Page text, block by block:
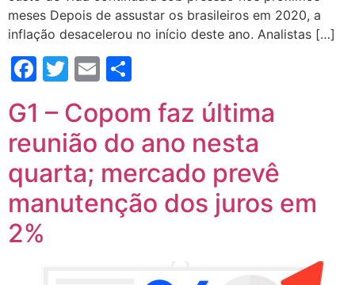
meses Depois de assustar os brasileiros em 2020, a
inflação desacelerou no início deste ano. Analistas […]
Facebook
Twitter
Email
G1 – Copom faz última
reunião do ano nesta
quarta; mercado prevê
manutenção dos juros em
2%